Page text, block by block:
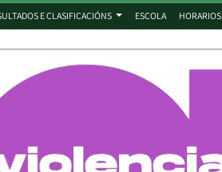
E CLASIFICACIÓNS ESCOLA HORARIOS